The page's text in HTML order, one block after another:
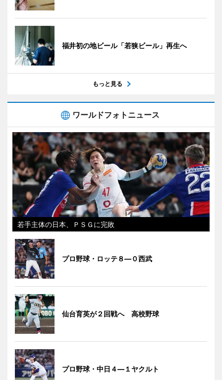
福井初の地ビール「若狭ビール」再生へ
もっと見る
ワールドフォトニュース
若手主体の日本、ＰＳＧに完敗
プロ野球・ロッテ８―０西武
仙台育英が２回戦へ 高校野球
プロ野球・中日４―１ヤクルト